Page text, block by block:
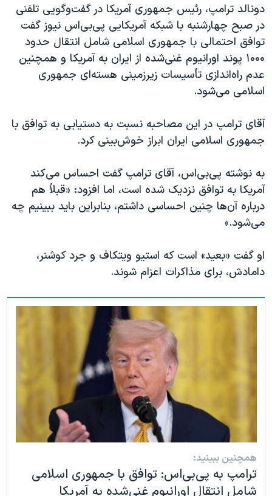
دونالد ترامپ، رئیس جمهوری آمریکا در گفت‌وگویی تلفنی
در صبح چهارشنبه با شبکه آمریکایی پی‌بی‌اس نیوز گفت
توافق احتمالی با جمهوری اسلامی شامل انتقال حدود
۱۰۰۰ پوند اورانیوم غنی‌شده از ایران به آمریکا و همچنین
عدم راه‌اندازی تأسیسات زیرزمینی هسته‌ای جمهوری
اسلامی می‌شود.
آقای ترامپ در این مصاحبه نسبت به دستیابی به توافق با
جمهوری اسلامی ایران ابراز خوش‌بینی کرد.
به نوشته پی‌بی‌اس،‌ آقای ترامپ گفت احساس می‌کند
آمریکا به توافق نزدیک شده است، اما افزود: «قبلاً هم
درباره آن‌ها چنین احساسی داشتم، بنابراین باید ببینیم چه
می‌شود.»
او گفت «بعید» است که استیو ویتکاف و جرد کوشنر،
دامادش، برای مذاکرات اعزام شوند.
همچنین ببینید:
ترامپ به پی‌بی‌اس: توافق با جمهوری اسلامی
شامل انتقال اورانیوم غنی‌شده به آمریکا